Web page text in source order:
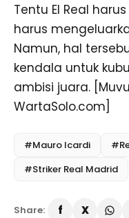
Tentu El Real
harus
Namun, hal
kendala untuk
ambisi juara.
WartaSolo.com]
#Mauro Icardi
#Striker Real Madrid
Share: